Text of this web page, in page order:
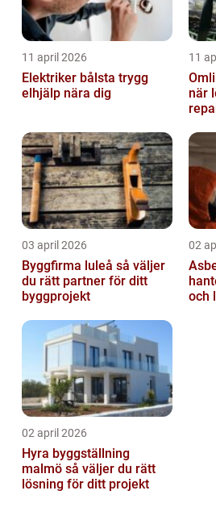
11 april 2026
Elektriker bålsta trygg
elhjälp nära dig
11
när
03 april 2026
Byggfirma luleå så väljer
du rätt partner för ditt
byggprojekt
02
och
02 april 2026
Hyra byggställning
malmö så väljer du rätt
lösning för ditt projekt